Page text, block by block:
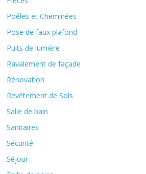
Poêles et Cheminées
Pose de faux plafond
Puits de lumière
Ravalement de façade
Rénovation
Revêtement de Sols
Salle de bain
Sanitaires
Sécurité
Séjour